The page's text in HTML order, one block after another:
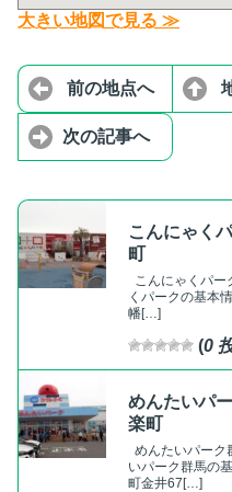
大きい地図で見る ≫
前の地点へ
次の記事へ
こんにゃく
町
こんにゃくパ
くパークの基本
幡[…]
(0
めんたいパ
楽町
めんたいパー
いパーク群馬の
町金井67[…]